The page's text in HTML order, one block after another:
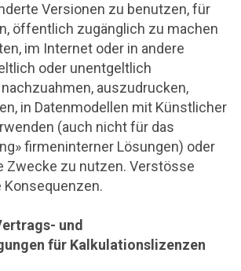
Versionen zu benutzen, für
öffentlich zugänglich zu machen
im Internet oder in andere
oder unentgeltlich
auszudrucken,
in Datenmodellen mit Künstlicher
(auch nicht für das
firmeninterner Lösungen) oder
Zwecke zu nutzen. Verstösse
Konsequenzen.
und
für Kalkulationslizenzen